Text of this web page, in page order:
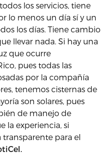
los servicios, tiene
lo menos un día sí y un
los días. Tiene cambio
llevar nada. Si hay una
que ocurre
pues todas las
por la compañía
tenemos cisternas de
son solares, pues
de manejo de
la experiencia, si
transparente para el